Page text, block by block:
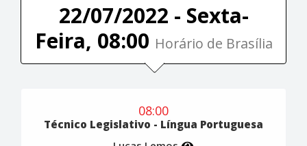
22/07/2022 - Sexta-
Feira, 08:00 Horário de Brasília
08:00
Técnico Legislativo - Língua Portuguesa